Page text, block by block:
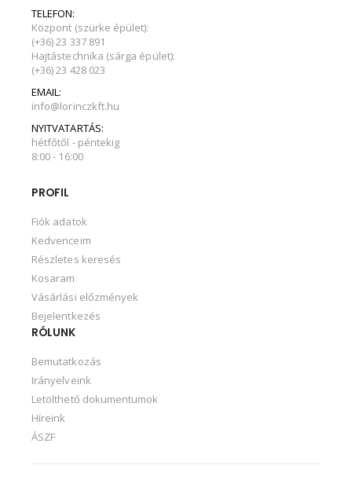
TELEFON:
Központ (szürke épület):
(+36) 23 337 891
Hajtástechnika (sárga épület):
(+36) 23 428 023
EMAIL:
info@lorinczkft.hu
NYITVATARTÁS:
hétfőtől - péntekig
8:00 - 16:00
PROFIL
Fiók adatok
Kedvenceim
Részletes keresés
Kosaram
Vásárlási előzmények
Bejelentkezés
RÓLUNK
Bemutatkozás
Irányelveink
Letölthető dokumentumok
Híreink
ÁSZF